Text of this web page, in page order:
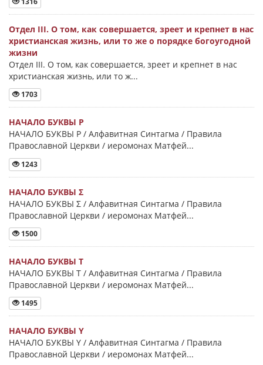
Отдел III. О том, как совершается, зреет и крепнет в нас
христианская жизнь, или то же о порядке богоугодной
жизни
Отдел III. О том, как совершается, зреет и крепнет в нас
христианская жизнь, или то ж...
1703
НАЧАЛО БУКВЫ Ρ
НАЧАЛО БУКВЫ Ρ / Алфавитная Синтагма / Правила
Православной Церкви / иеромонах Матфей...
1243
НАЧАЛО БУКВЫ Σ
НАЧАЛО БУКВЫ Σ / Алфавитная Синтагма / Правила
Православной Церкви / иеромонах Матфей...
1500
НАЧАЛО БУКВЫ Τ
НАЧАЛО БУКВЫ Τ / Алфавитная Синтагма / Правила
Православной Церкви / иеромонах Матфей...
1495
НАЧАЛО БУКВЫ Y
НАЧАЛО БУКВЫ Y / Алфавитная Синтагма / Правила
Православной Церкви / иеромонах Матфей...